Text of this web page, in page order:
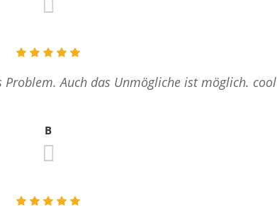
Problem. Auch das Unmögliche ist möglich. cool
B